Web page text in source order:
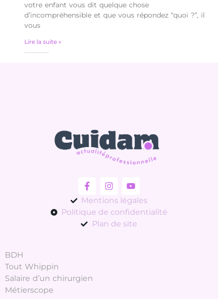
votre enfant vous dit quelque chose
d’incompréhensible et que vous répondez “quoi ?”, il
vous
Lire la suite »
Mentions légales
Politique de confidentialité
Plan de site
BDH
Tout Whippin
Salaire d’un chirurgien
Métierscope